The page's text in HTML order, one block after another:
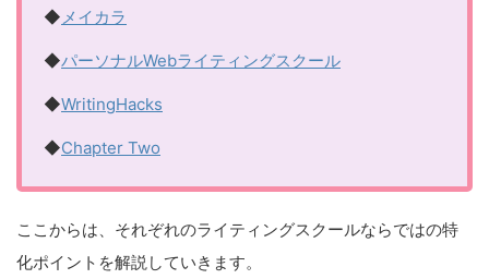
◆ メイカラ
◆パーソナルWebライティングスクール
◆WritingHacks
◆Chapter Two
ここからは、それぞれのライティングスクールならではの特
化ポイントを解説していきます。